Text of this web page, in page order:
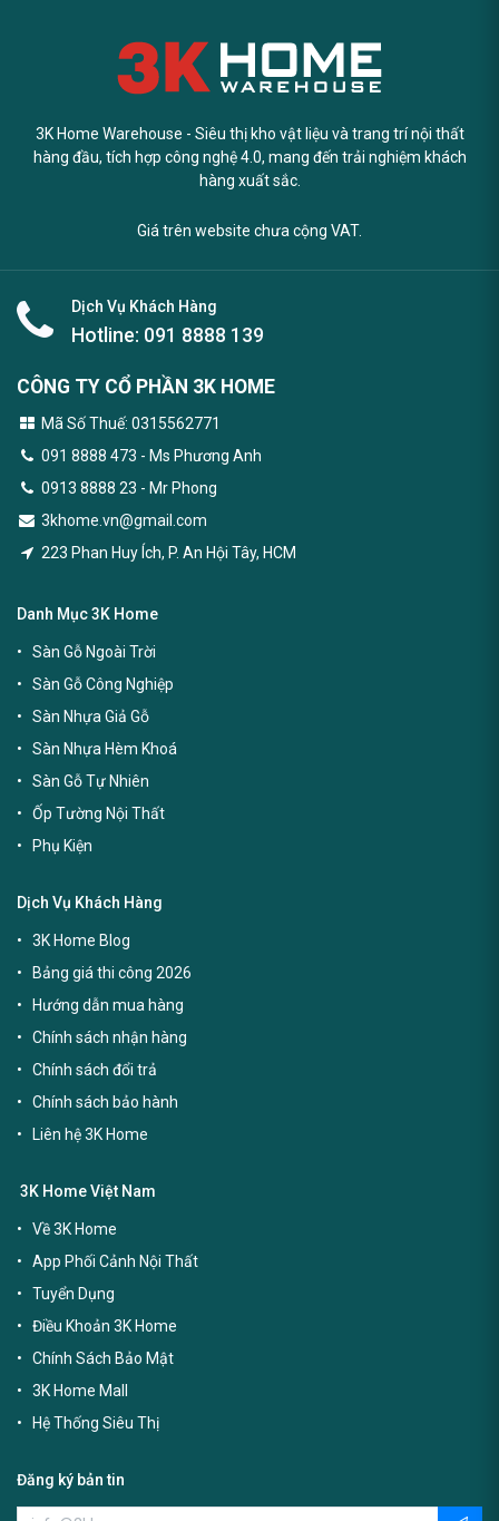
3K Home Warehouse - Siêu thị kho vật liệu và trang trí nội thất
hàng đầu, tích hợp công nghệ 4.0, mang đến trải nghiệm khách
hàng xuất sắc.
Giá trên website chưa cộng VAT.
Dịch Vụ Khách Hàng
Hotline: 091 8888 139
CÔNG TY CỔ PHẦN 3K HOME
Mã Số Thuế: 0315562771
091 8888 473 - Ms Phương Anh
0913 8888 23 - Mr Phong
3khome.vn@gmail.com
223 Phan Huy Ích, P. An Hội Tây, HCM
Danh Mục 3K Home
Sàn Gỗ Ngoài Trời
Sàn Gỗ Công Nghiệp
Sàn Nhựa Giả Gỗ
Sàn Nhựa Hèm Khoá
Sàn Gỗ Tự Nhiên
Ốp Tường Nội Thất
Phụ Kiện
Dịch Vụ Khách Hàng
3K Home Blog
Bảng giá thi công 2026
Hướng dẫn mua hàng
Chính sách nhận hàng
Chính sách đổi trả
Chính sách bảo hành
Liên hệ 3K Home
3K Home Việt Nam
Về 3K Home
App Phối Cảnh Nội Thất
Tuyển Dụng
Điều Khoản 3K Home
Chính Sách Bảo Mật
3K Home Mall
Hệ Thống Siêu Thị
Đăng ký bản tin